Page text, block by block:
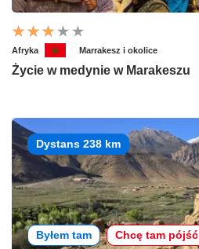
Afryka Marrakesz i okolice
Życie w medynie w Marakeszu
Dystans 238 km
Byłem tam Chcę tam pójść